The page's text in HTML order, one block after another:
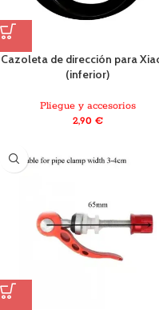
Cazoleta de dirección para
(inferior)
Pliegue y accesorios
2,90 €